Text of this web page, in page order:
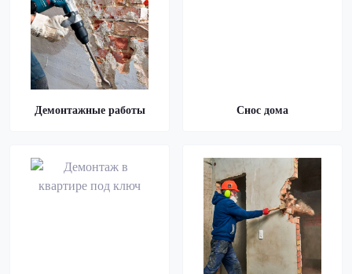
Демонтажные работы Снос дома